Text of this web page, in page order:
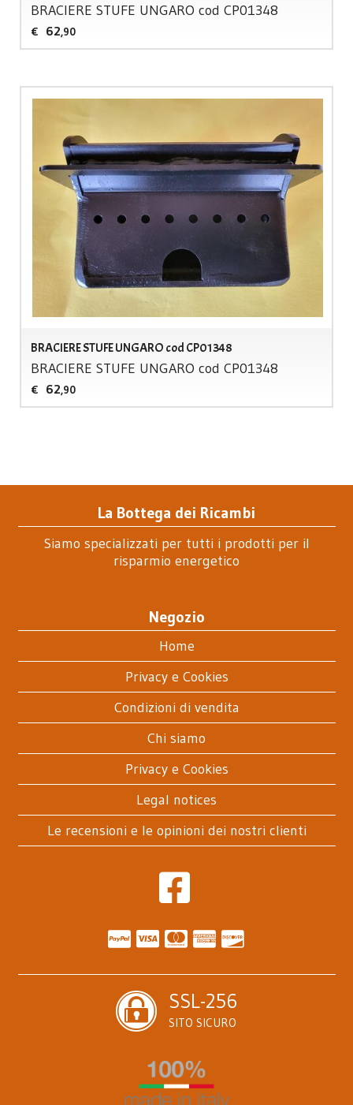
BRACIERE STUFE UNGARO cod CP01348
€ 62,90
BRACIERE STUFE UNGARO cod CP01348
BRACIERE STUFE UNGARO cod CP01348
€ 62,90
La Bottega dei Ricambi
Siamo specializzati per tutti i prodotti per il
risparmio energetico
Negozio
Home
Privacy e Cookies
Condizioni di vendita
Chi siamo
Privacy e Cookies
Legal notices
Le recensioni e le opinioni dei nostri clienti
SSL-256
SITO SICURO